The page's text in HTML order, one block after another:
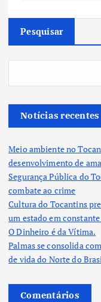
Pesquisar
Notícias recentes
Meio ambiente no
desenvolvimento de
Segurança Pública do
combate ao crime
Cultura do Tocantins
um estado em
O Dinheiro é da Vítima.
Palmas se consolida
de vida do Norte do
Comentários